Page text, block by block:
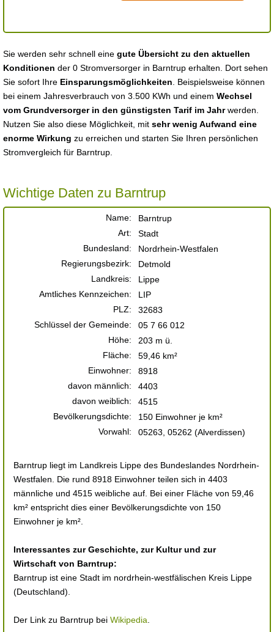
Sie werden sehr schnell eine gute Übersicht zu den aktuellen
Konditionen der 0 Stromversorger in Barntrup erhalten. Dort sehen
Sie sofort Ihre Einsparungsmöglichkeiten . Beispielsweise können
bei einem Jahresverbrauch von 3.500 KWh und einem Wechsel
vom Grundversorger in den günstigsten Tarif im Jahrwerden.
Nutzen Sie also diese Möglichkeit, mit sehr wenig Aufwand eine
enorme Wirkung zu erreichen und starten Sie Ihren persönlichen
Stromvergleich für Barntrup.
Wichtige Daten zu Barntrup
Name:
Barntrup
Art:
Stadt
Bundesland:
Nordrhein-Westfalen
Regierungsbezirk:
Detmold
Landkreis:
Lippe
Amtliches Kennzeichen:
LIP
PLZ:
32683
Schlüssel der Gemeinde:
05 7 66 012
Höhe:
203 m ü.
Fläche:
59,46 km²
Einwohner:
8918
davon männlich:
4403
davon weiblich:
4515
Bevölkerungsdichte:
150 Einwohner je km²
Vorwahl:
05263, 05262 (Alverdissen)
Barntrup liegt im Landkreis Lippe des Bundeslandes Nordrhein-
Westfalen. Die rund 8918 Einwohner teilen sich in 4403
männliche und 4515 weibliche auf. Bei einer Fläche von 59,46
km² entspricht dies einer Bevölkerungsdichte von 150
Einwohner je km².
Interessantes zur Geschichte, zur Kultur und zur
Wirtschaft von Barntrup:
Barntrup ist eine Stadt im nordrhein-westfälischen Kreis Lippe
(Deutschland).
Der Link zu Barntrup bei Wikipedia